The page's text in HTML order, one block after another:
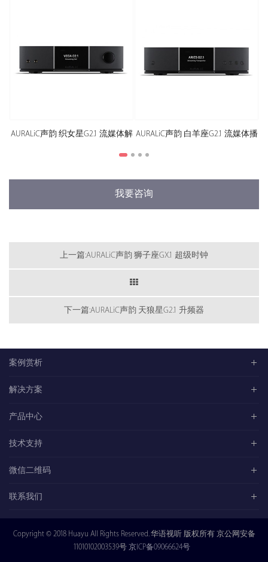
声韵 织女星G2.1 流媒体解 AURALiC声韵 白羊座G2.1 流媒体播
我要咨询
上一篇:AURALiC声韵 狮子座GX.1 超级时钟
下一篇:AURALiC声韵 天狼星G2.1 升频器
案例赏析
解决方案
产品中心
技术支持
微信二维码
联系我们
Copyright © 2018 Huayu All Rights Reserved. 华语视听 版权所有 京公网安备
11010102003539号 京ICP备09066624号